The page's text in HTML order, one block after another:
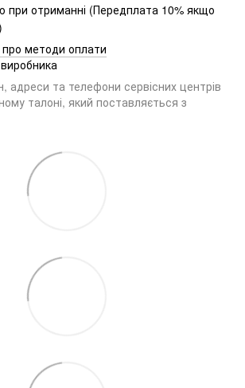
при отриманні (Передплата 10% якщо
про методи оплати
виробника
адреси та телефони сервісних центрів
талоні, який поставляється з